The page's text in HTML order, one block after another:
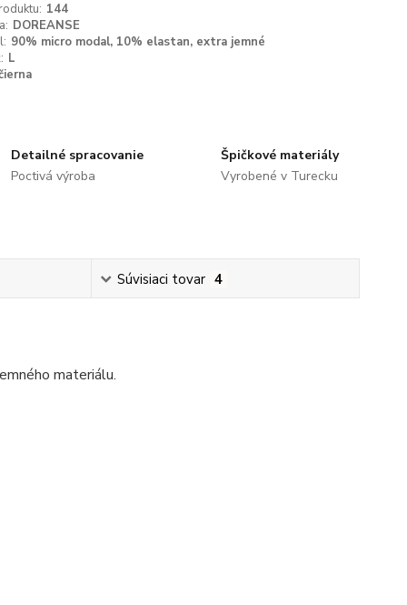
144
DOREANSE
90% micro modal, 10% elastan, extra jemné
L
Detailné spracovanie
Poctivá výroba
Špičkové materiály
Vyrobené v Turecku
Súvisiaci tovar 4
materiálu.